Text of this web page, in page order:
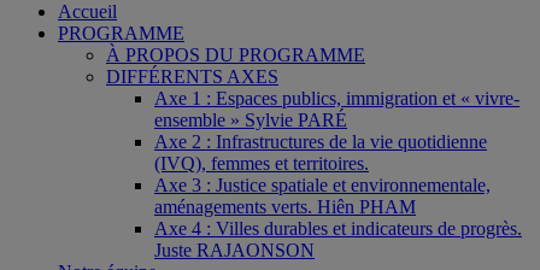
Accueil
PROGRAMME
À PROPOS DU PROGRAMME
DIFFÉRENTS AXES
Axe 1 : Espaces publics, immigration et « vivre-
ensemble » Sylvie PARÉ
Axe 2 : Infrastructures de la vie quotidienne
(IVQ), femmes et territoires.
Axe 3 : Justice spatiale et environnementale,
aménagements verts. Hiên PHAM
Axe 4 : Villes durables et indicateurs de progrès.
Juste RAJAONSON